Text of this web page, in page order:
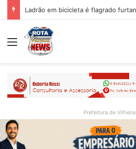
Menu
Prefeitura de Vilhena